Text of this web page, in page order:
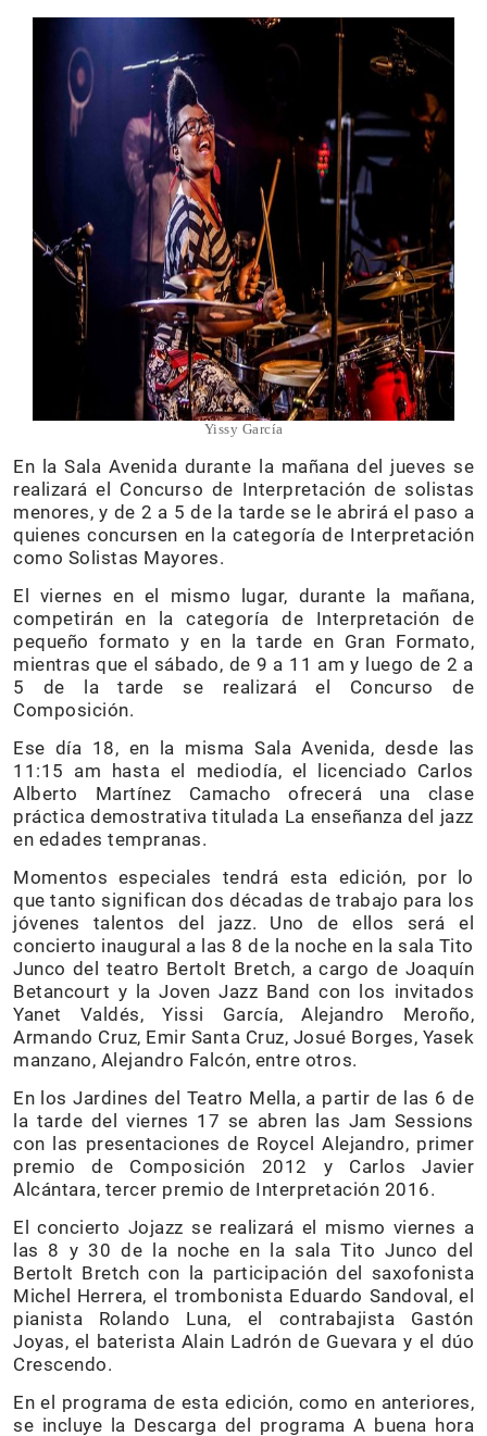
Yissy García
En la Sala Avenida durante la mañana del jueves se
realizará el Concurso de Interpretación de solistas
menores, y de 2 a 5 de la tarde se le abrirá el paso a
quienes concursen en la categoría de Interpretación
como Solistas Mayores.
El viernes en el mismo lugar, durante la mañana,
competirán en la categoría de Interpretación de
pequeño formato y en la tarde en Gran Formato,
mientras que el sábado, de 9 a 11 am y luego de 2 a
5 de la tarde se realizará el Concurso de
Composición.
Ese día 18, en la misma Sala Avenida, desde las
11:15 am hasta el mediodía, el licenciado Carlos
Alberto Martínez Camacho ofrecerá una clase
práctica demostrativa titulada La enseñanza del jazz
en edades tempranas.
Momentos especiales tendrá esta edición, por lo
que tanto significan dos décadas de trabajo para los
jóvenes talentos del jazz. Uno de ellos será el
concierto inaugural a las 8 de la noche en la sala Tito
Junco del teatro Bertolt Bretch, a cargo de Joaquín
Betancourt y la Joven Jazz Band con los invitados
Yanet Valdés, Yissi García, Alejandro Meroño,
Armando Cruz, Emir Santa Cruz, Josué Borges, Yasek
manzano, Alejandro Falcón, entre otros.
En los Jardines del Teatro Mella, a partir de las 6 de
la tarde del viernes 17 se abren las Jam Sessions
con las presentaciones de Roycel Alejandro, primer
premio de Composición 2012 y Carlos Javier
Alcántara, tercer premio de Interpretación 2016.
El concierto Jojazz se realizará el mismo viernes a
las 8 y 30 de la noche en la sala Tito Junco del
Bertolt Bretch con la participación del saxofonista
Michel Herrera, el trombonista Eduardo Sandoval, el
pianista Rolando Luna, el contrabajista Gastón
Joyas, el baterista Alain Ladrón de Guevara y el dúo
Crescendo.
En el programa de esta edición, como en anteriores,
se incluye la Descarga del programa A buena hora